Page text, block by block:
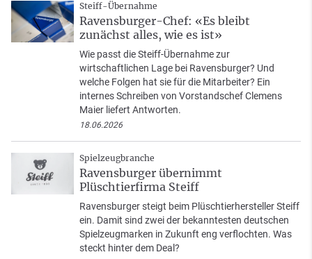
Steiff-Übernahme
Ravensburger-Chef: «Es bleibt
zunächst alles, wie es ist»
Wie passt die Steiff-Übernahme zur
wirtschaftlichen Lage bei Ravensburger? Und
welche Folgen hat sie für die Mitarbeiter? Ein
internes Schreiben von Vorstandschef Clemens
Maier liefert Antworten.
18.06.2026
Spielzeugbranche
Ravensburger übernimmt
Plüschtierfirma Steiff
Ravensburger steigt beim Plüschtierhersteller Steiff
ein. Damit sind zwei der bekanntesten deutschen
Spielzeugmarken in Zukunft eng verflochten. Was
steckt hinter dem Deal?